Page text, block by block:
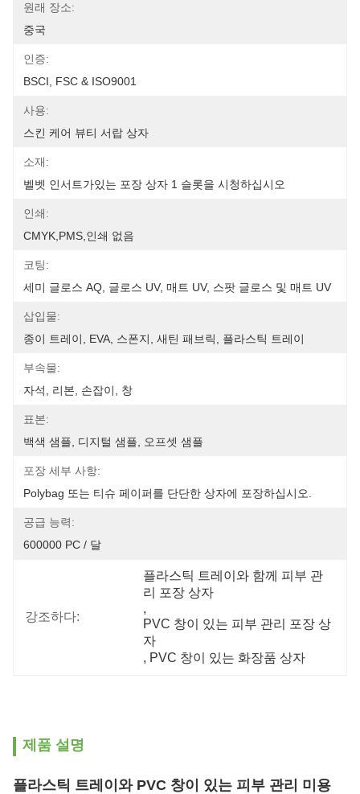
원래 장소:
중국
인증:
BSCI, FSC & ISO9001
사용:
스킨 케어 뷰티 서랍 상자
소재:
벨벳 인서트가있는 포장 상자 1 슬롯을 시청하십시오
인쇄:
CMYK,PMS,인쇄 없음
코팅:
세미 글로스 AQ, 글로스 UV, 매트 UV, 스팟 글로스 및 매트 UV
삽입물:
종이 트레이, EVA, 스폰지, 새틴 패브릭, 플라스틱 트레이
부속물:
자석, 리본, 손잡이, 창
표본:
백색 샘플, 디지털 샘플, 오프셋 샘플
포장 세부 사항:
Polybag 또는 티슈 페이퍼를 단단한 상자에 포장하십시오.
공급 능력:
600000 PC / 달
강조하다:
플라스틱 트레이와 함께 피부 관
리 포장 상자
,
PVC 창이 있는 피부 관리 포장 상
자
, PVC 창이 있는 화장품 상자
제품 설명
플라스틱 트레이와 PVC 창이 있는 피부 관리 미용